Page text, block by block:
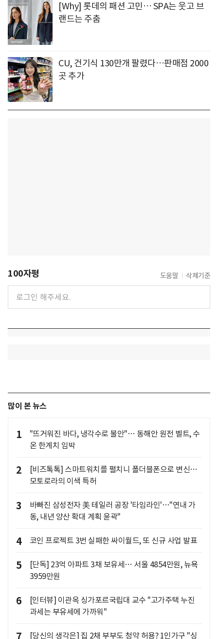
[Why] 롯데의 패션 고민… SPA는 웃고 브
랜드는 주춤
CU, 건기식 130만개 팔렸다…판매점 2000
곳 추가
100자평 도움말 삭제기준
많이 본 뉴스
1
"뜨거워진 바다, 냉각수로 불안"… 동해안 원전 벨트, 수
온 한계치 임박
2
[비즈톡톡] 스마트워치를 펼치니 폴더블폰으로 변신…
모토로라의 이색 특허
3
바빠진 삼성전자 美 테일러 공장 '타임라인'…"연내 가
동, 내년 양산 확대 계획 윤곽"
4 코인 프로젝트 3번 실패한 싸이월드, 또 신규 사업 발표
5
[단독] 23억 아파트 3채 보유세… 서울 4854만원, 뉴욕
3959만원
6
[인터뷰] 이관옥 싱가포르국립대 교수 "고가주택 누진
과세는 부유세에 가까워"
[당신의 생각은] 집 2채 부부도 청약 허용? 1인가구 "싱